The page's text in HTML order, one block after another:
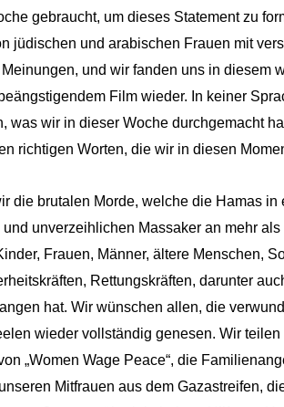
gebraucht, um dieses Statement zu
jüdischen und arabischen Frauen mit
und wir fanden uns in diesem
Film wieder. In keiner
was wir in dieser Woche durchgemacht
richtigen Worten, die wir in diesen
die brutalen Morde, welche die Hamas in
unverzeihlichen Massaker an mehr als
Frauen, Männer, ältere Menschen,
Rettungskräften, darunter
hat. Wir wünschen allen, die
wieder vollständig genesen. Wir teilen
„Women Wage Peace“, die
Mitfrauen aus dem Gazastreifen,